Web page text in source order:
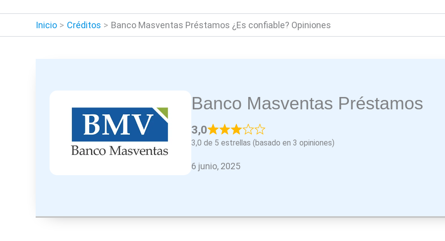
Inicio Créditos Banco Masventas Préstamos ¿Es confiable? Opiniones
Banco Masventas Préstamos
3,0
3,0 de 5 estrellas (basado en 3 opiniones)
6 junio, 2025